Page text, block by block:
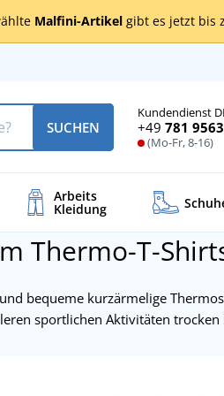
Malfini-Artikel gibt es jetzt bis
Kundendienst
+49 781
(Mo-Fr, 8-16)
SUCHEN
Arbeits
Kleidung
Thermo-T-
bequeme kurzärmelige
sportlichen Aktivitäten